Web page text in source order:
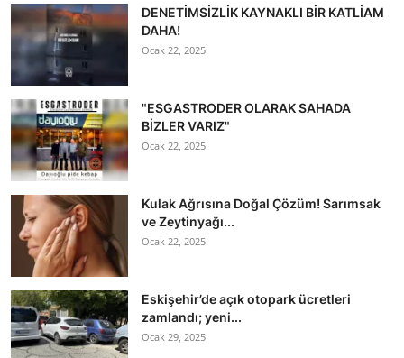
E-GAZETE
DENETİMSİZLİK KAYNAKLI BİR KATLİAM
DAHA!
Ocak 22, 2025
"ESGASTRODER OLARAK SAHADA
BİZLER VARIZ"
Ocak 22, 2025
Kulak Ağrısına Doğal Çözüm! Sarımsak
ve Zeytinyağı...
Ocak 22, 2025
Eskişehir’de açık otopark ücretleri
zamlandı; yeni...
Ocak 29, 2025